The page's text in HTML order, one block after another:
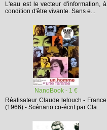
L'eau est le vecteur d'information, à
condition d'être vivante. Sans e...
NanoBook - 1 €
Réalisateur Claude lelouch - France
(1966) - Scénario co-écrit par Cla...